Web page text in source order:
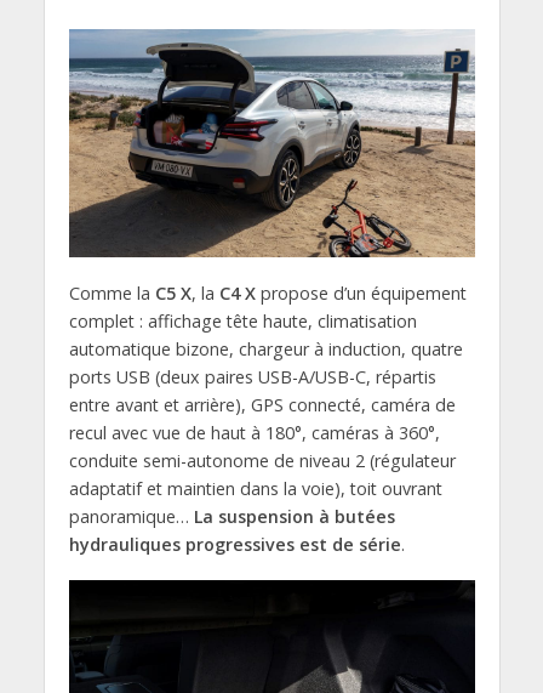
Comme la C5 X, la C4 Xpropose d’un équipement
complet : affichage tête haute, climatisation
automatique bizone, chargeur à induction, quatre
ports USB (deux paires USB-A/USB-C, répartis
entre avant et arrière), GPS connecté, caméra de
recul avec vue de haut à 180°, caméras à 360°,
conduite semi-autonome de niveau 2 (régulateur
adaptatif et maintien dans la voie), toit ouvrant
panoramique… La suspension à butées
hydrauliques progressives est de série.